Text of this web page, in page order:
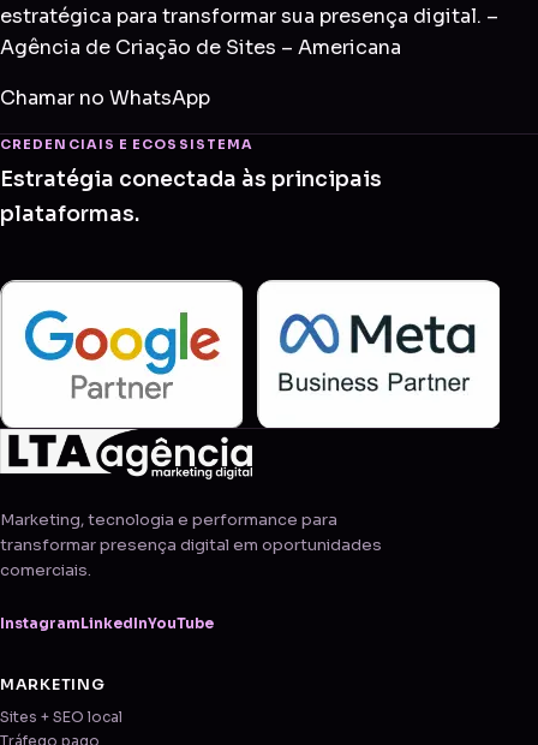
estratégica para transformar sua presença digital. –
Agência de Criação de Sites – Americana
Chamar no WhatsApp
CREDENCIAIS E ECOSSISTEMA
Estratégia conectada às principais
plataformas.
Marketing, tecnologia e performance para
transformar presença digital em oportunidades
comerciais.
Instagram LinkedInYouTube
MARKETING
Sites + SEO local